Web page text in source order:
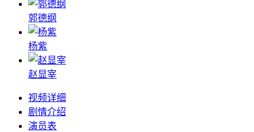
郭德纲
杨紫
赵显宰
视频详细
剧情介绍
演员表